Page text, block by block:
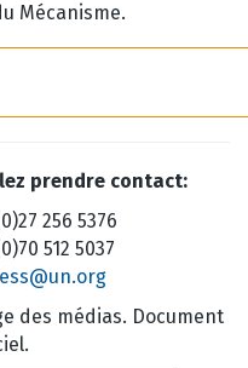
Mécanisme.
prendre contact:
256 5376
512 5037
des médias. Document